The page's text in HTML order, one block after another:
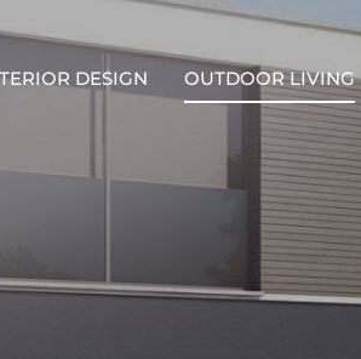
DESIGN OUTDOOR LIVING